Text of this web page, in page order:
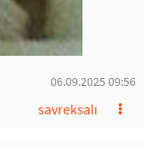
06.09.2025 09:56
savreksalı